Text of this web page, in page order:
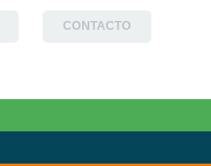
CONTACTO